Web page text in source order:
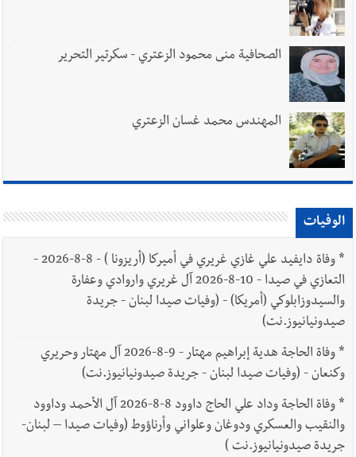
الصحافية منى محمود الزعتري - سكرتير التحرير
المهندس محمد غسان الزعتري
الوفيات
*
وفاة دايفيد علي غازي غريري في أميركا (أريزونا ) - 8-8-2026 -
التعازي في صيدا - 10-8-2026 آل غريري واروادي وعفارة
والسيدوزابلوكي (أمريكا) - (وفيات صيدا لبنان - جريدة
صيدونيانيوز.نت)
*
وفاة الحاجة هدية إبراهيم مهتار - 9-8-2026 آل مهتار وحريري
وكنعان - (وفيات صيدا لبنان - جريدة صيدونيانيوز.نت)
*
وفاة الحاجة وداد علي الحاج داوود 8-8-2026 آل الأحمد وداوود
والنقيب والعسكري ودوغان وعلواني وأرناؤوط (وفيات صيدا – لبنان-
جريدة صيدونيانيوز.نت )